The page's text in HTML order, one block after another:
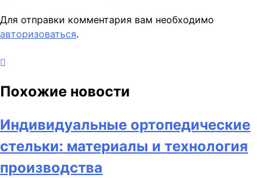
Для отправки комментария вам необходимо
авторизоваться.
Похожие новости
Индивидуальные ортопедические
стельки: материалы и технология
производства